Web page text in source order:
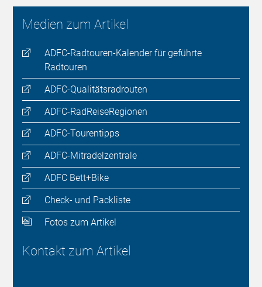
Medien zum Artikel
ADFC-Radtouren-Kalender für geführte
Radtouren
ADFC-Qualitätsradrouten
ADFC-RadReiseRegionen
ADFC-Tourentipps
ADFC-Mitradelzentrale
ADFC Bett+Bike
Check- und Packliste
Fotos zum Artikel
Kontakt zum Artikel